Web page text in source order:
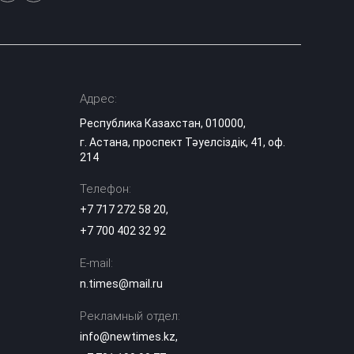
Правда о
14:29
Эксперты назвали
теледебатах
Казахстана: когда
Адрес:
Республика Казахстан, 010000,
г. Астана, проспект Тәуелсіздік, 41, оф.
214
Телефон:
+7 717 272 58 20,
+7 700 402 32 92
E-mail:
n.times@mail.ru
Рекламный отдел:
info@newtimes.kz,